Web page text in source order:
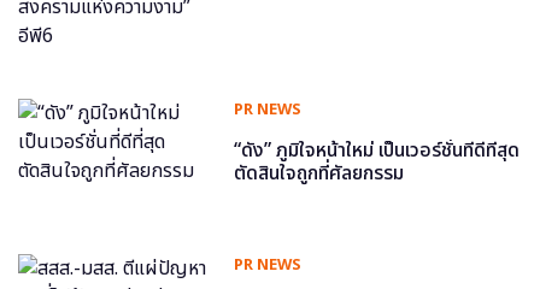
PR NEWS
“ดัง” ภูมิใจหน้าใหม่ เป็นเวอร์ชั่นที่ดีที่สุด
ตัดสินใจถูกที่ศัลยกรรม
PR NEWS